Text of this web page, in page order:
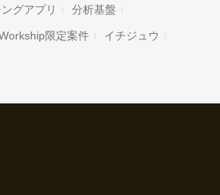
グアプリ 分析基盤
限定案件 イチジュウ